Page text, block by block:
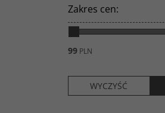
Zakres cen:
99 PLN